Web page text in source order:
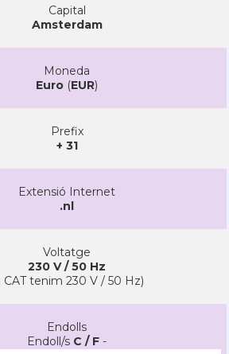
Capital
Amsterdam
Moneda
Euro (EUR)
Prefix
+ 31
Extensió Internet
.nl
Voltatge
230 V / 50 Hz
CAT tenim 230 V / 50 Hz)
Endolls
Endoll/s C / F -